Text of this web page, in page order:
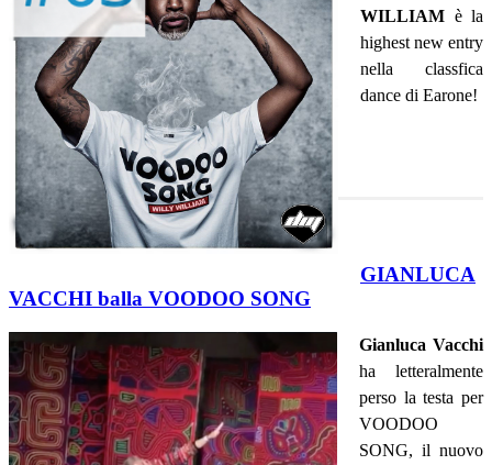
WILLIAM è la
highest new entry
nella classfica
dance di Earone!
GIANLUCA
VACCHI balla VOODOO SONG
Gianluca Vacchi
ha letteralmente
perso la testa per
VOODOO
SONG, il nuovo